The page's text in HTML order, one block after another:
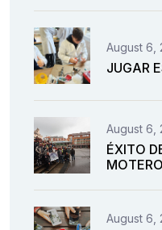
August 6,
JUGAR
August 6,
ÉXITO
August 6,